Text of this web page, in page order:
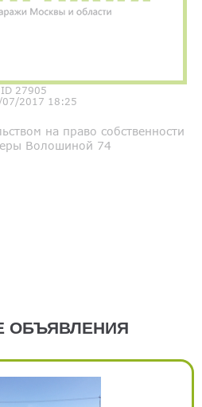
ID 27905
07/2017 18:25
на право собственности
Волошиной 74
ОБЪЯВЛЕНИЯ